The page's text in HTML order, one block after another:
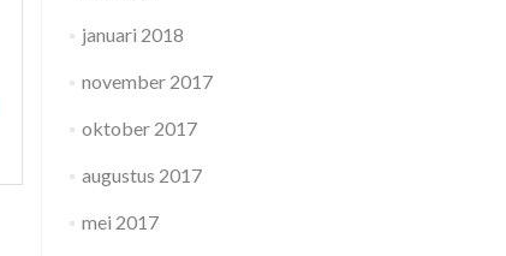
januari 2018
november 2017
oktober 2017
augustus 2017
mei 2017